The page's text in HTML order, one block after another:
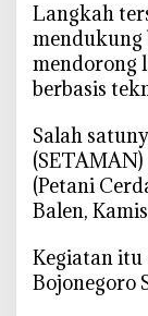
‎Langkah
mendukung
mendorong
berbasis
‎Salah
(Petani
Balen,
‎Kegiatan itu
Bojonegoro